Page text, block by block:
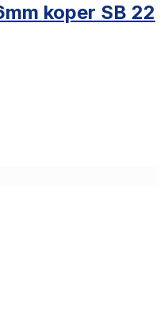
koper SB 22